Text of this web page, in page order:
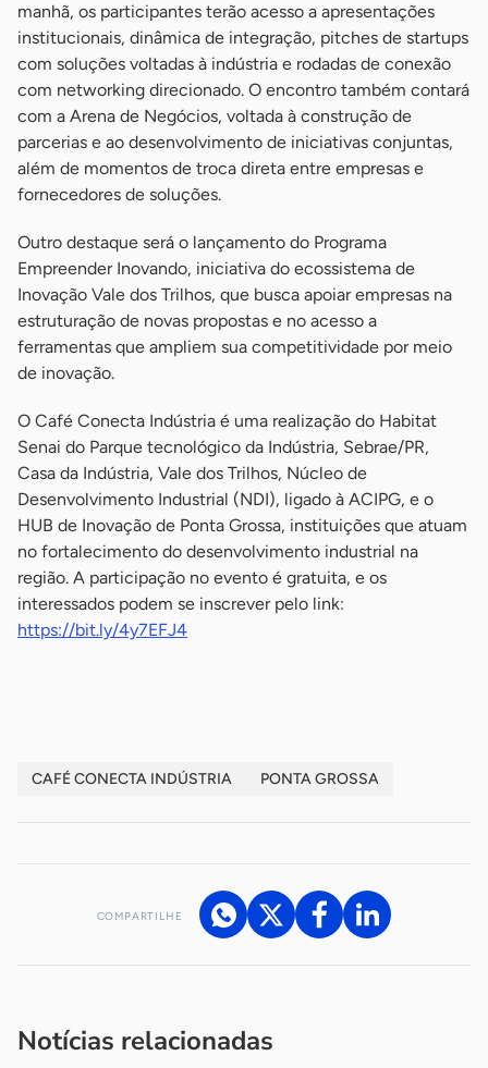
manhã, os participantes terão acesso a apresentações
institucionais, dinâmica de integração, pitches de startups
com soluções voltadas à indústria e rodadas de conexão
com networking direcionado. O encontro também contará
com a Arena de Negócios, voltada à construção de
parcerias e ao desenvolvimento de iniciativas conjuntas,
além de momentos de troca direta entre empresas e
fornecedores de soluções.
Outro destaque será o lançamento do Programa
Empreender Inovando, iniciativa do ecossistema de
Inovação Vale dos Trilhos, que busca apoiar empresas na
estruturação de novas propostas e no acesso a
ferramentas que ampliem sua competitividade por meio
de inovação.
O Café Conecta Indústria é uma realização do Habitat
Senai do Parque tecnológico da Indústria, Sebrae/PR,
Casa da Indústria, Vale dos Trilhos, Núcleo de
Desenvolvimento Industrial (NDI), ligado à ACIPG, e o
HUB de Inovação de Ponta Grossa, instituições que atuam
no fortalecimento do desenvolvimento industrial na
região. A participação no evento é gratuita, e os
interessados podem se inscrever pelo link:
https://bit.ly/4y7EFJ4
CAFÉ CONECTA INDÚSTRIA PONTA GROSSA
COMPARTILHE
Notícias relacionadas